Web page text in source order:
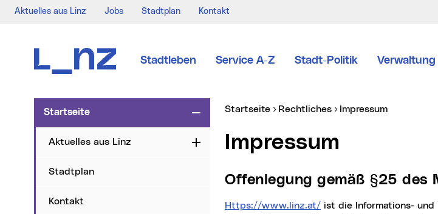
Aktuelles aus Linz Jobs Stadtplan Kontakt
Stadtleben Service A-Z Stadt-Politik Verwaltung
Startseite Zuklappen
Aktuelles aus Linz Aufklappen
Stadtplan
Kontakt
Sie sind hier:
Startseite Rechtliches Impressum
Impressum
Offenlegung gemäß §25 des
https://www.linz.at/ ist die Informations-